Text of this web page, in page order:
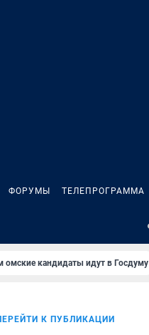
ФОРУМЫ ТЕЛЕПРОГРАММА
омские кандидаты идут в Госдуму
К ПУБЛИКАЦИИ